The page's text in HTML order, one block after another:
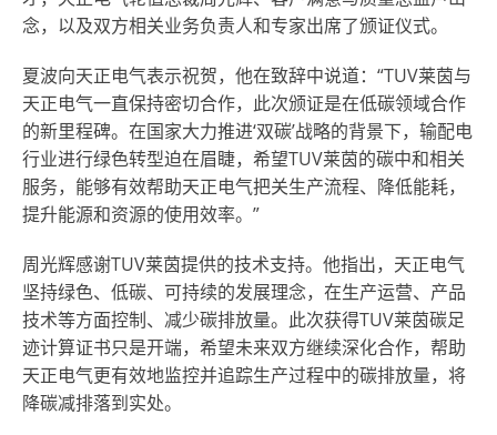
念，以及双方相关业务负责人和专家出席了颁证仪式。
夏波向天正电气表示祝贺，他在致辞中说道：“TUV莱茵与
天正电气一直保持密切合作，此次颁证是在低碳领域合作
的新里程碑。在国家大力推进‘双碳’战略的背景下，输配电
行业进行绿色转型迫在眉睫，希望TUV莱茵的碳中和相关
服务，能够有效帮助天正电气把关生产流程、降低能耗，
提升能源和资源的使用效率。”
周光辉感谢TUV莱茵提供的技术支持。他指出，天正电气
坚持绿色、低碳、可持续的发展理念，在生产运营、产品
技术等方面控制、减少碳排放量。此次获得TUV莱茵碳足
迹计算证书只是开端，希望未来双方继续深化合作，帮助
天正电气更有效地监控并追踪生产过程中的碳排放量，将
降碳减排落到实处。